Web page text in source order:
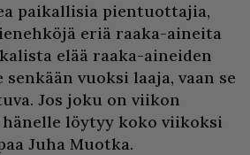
paikallisia pientuottajia,
eriä raaka-aineita
elää raaka-aineiden
senkään vuoksi laaja, vaan se
Jos joku on viikon
löytyy koko viikoksi
Juha Muotka.